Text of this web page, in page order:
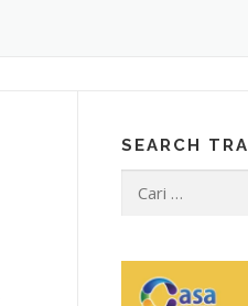
SEARCH
untuk: